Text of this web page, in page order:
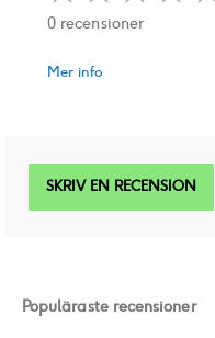
0 recensioner
Mer info
SKRIV EN RECENSION
Populäraste recensioner